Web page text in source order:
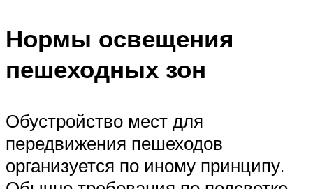
Нормы освещения
пешеходных зон
Обустройство мест для
передвижения пешеходов
организуется по иному принципу.